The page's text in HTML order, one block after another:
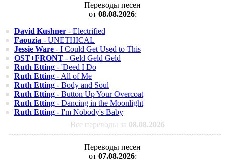
Переводы песен
от 08.08.2026:
David Kushner - Electrified
Faouzia - UNETHICAL
Jessie Ware - I Could Get Used to This
OST+FRONT - Geld Geld Geld
Ruth Etting - 'Deed I Do
Ruth Etting - All of Me
Ruth Etting - Body and Soul
Ruth Etting - Button Up Your Overcoat
Ruth Etting - Dancing in the Moonlight
Ruth Etting - I'm Nobody's Baby
Все переводы за 08.08.2026
Переводы песен
от 07.08.2026: